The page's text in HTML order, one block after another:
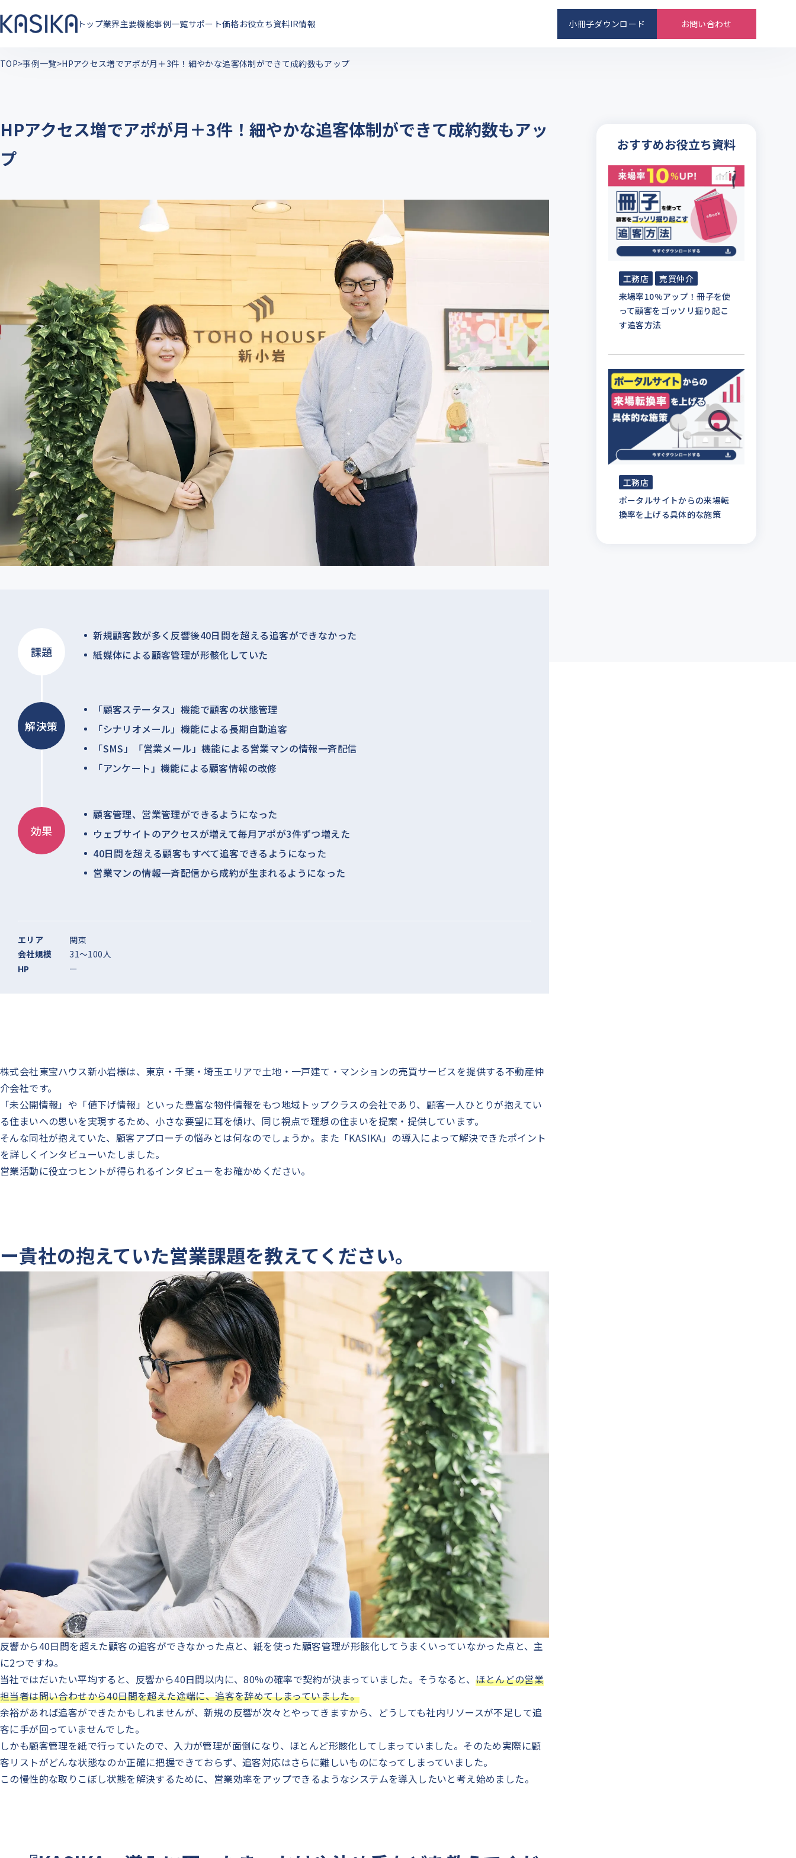
トップ業界主要機能事例一覧サポート価格お役立ち資料IR情報 小冊子ダウンロード お問い合わせ
TOP 事例一覧 HPアクセス増でアポが月＋3件！細やかな追客体制ができて成約数もアップ
HPアクセス増でアポが月＋3件！細やかな追客体制ができて成約数もアッ
プ
課題
新規顧客数が多く反響後40日間を超える追客ができなかった
紙媒体による顧客管理が形骸化していた
解決策
「顧客ステータス」機能で顧客の状態管理
「シナリオメール」機能による長期自動追客
「SMS」「営業メール」機能による営業マンの情報一斉配信
「アンケート」機能による顧客情報の改修
効果
顧客管理、営業管理ができるようになった
ウェブサイトのアクセスが増えて毎月アポが3件ずつ増えた
40日間を超える顧客もすべて追客できるようになった
営業マンの情報一斉配信から成約が生まれるようになった
エリア
関東
会社規模
31〜100人
HP
ー
株式会社東宝ハウス新小岩様は、東京・千葉・埼玉エリアで土地・一戸建て・マンションの売買サービスを提供する不動産仲
介会社です。
「未公開情報」や「値下げ情報」といった豊富な物件情報をもつ地域トップクラスの会社であり、顧客一人ひとりが抱えてい
る住まいへの思いを実現するため、小さな要望に耳を傾け、同じ視点で理想の住まいを提案・提供しています。
そんな同社が抱えていた、顧客アプローチの悩みとは何なのでしょうか。また「KASIKA」の導入によって解決できたポイント
を詳しくインタビューいたしました。
営業活動に役立つヒントが得られるインタビューをお確かめください。
ー貴社の抱えていた営業課題を教えてください。
反響から40日間を超えた顧客の追客ができなかった点と、紙を使った顧客管理が形骸化してうまくいっていなかった点と、主
に2つですね。
当社ではだいたい平均すると、反響から40日間以内に、80%の確率で契約が決まっていました。そうなると、ほとんどの営業
担当者は問い合わせから40日間を超えた途端に、追客を辞めてしまっていました。
余裕があれば追客ができたかもしれませんが、新規の反響が次々とやってきますから、どうしても社内リソースが不足して追
客に手が回っていませんでした。
しかも顧客管理を紙で行っていたので、入力が管理が面倒になり、ほとんど形骸化してしまっていました。そのため実際に顧
客リストがどんな状態なのか正確に把握できておらず、追客対応はさらに難しいものになってしまっていました。
この慢性的な取りこぼし状態を解決するために、営業効率をアップできるようなシステムを導入したいと考え始めました。
おすすめお役立ち資料
工務店
売買仲介
来場率10%アップ！冊子を使
って顧客をゴッソリ掘り起こ
す追客方法
工務店
ポータルサイトからの来場転
換率を上げる具体的な施策